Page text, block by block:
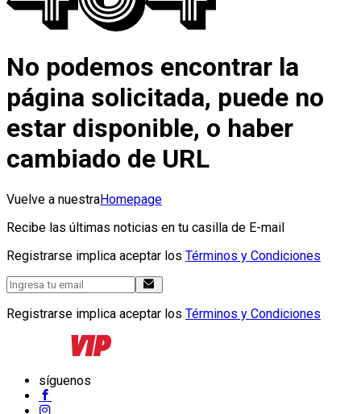
No podemos encontrar la
página solicitada, puede no
estar disponible, o haber
cambiado de URL
Vuelve a nuestraHomepage
Recibe las últimas noticias en tu casilla de E-mail
Registrarse implica aceptar los Términos y Condiciones
Registrarse implica aceptar los Términos y Condiciones
síguenos